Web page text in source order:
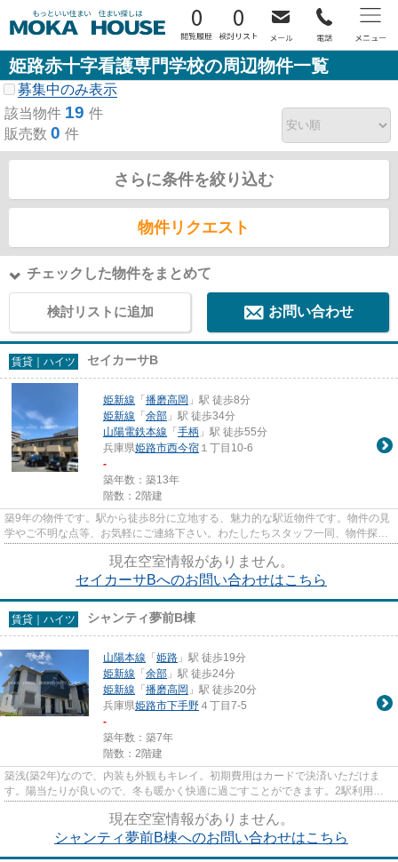
0 0
姫路赤十字看護専門学校の周辺物件一覧
募集中のみ表示
該当物件 19 件
販売数 0 件
さらに条件を絞り込む
物件リクエスト
チェックした物件をまとめて
検討リストに追加 お問い合わせ
賃貸｜ハイツ セイカーサB
姫新線 「播磨高岡 」駅 徒歩8分
姫新線 「余部 」駅 徒歩34分
山陽電鉄本線 「手柄 」駅 徒歩55分
兵庫県姫路市西今宿 １丁目10-6
-
築年数：築13年
階数：2階建
築9年の物件です。駅から徒歩8分に立地する、魅力的な駅近物件です。物件の見
学やご不明な点等、お気軽にご連絡下さい。わたしたちスタッフ一同、物件探し
のサポートを致します。
現在空室情報がありません。
セイカーサBへのお問い合わせはこちら
賃貸｜ハイツ シャンティ夢前B棟
山陽本線 「姫路 」駅 徒歩19分
姫新線 「余部 」駅 徒歩24分
姫新線 「播磨高岡 」駅 徒歩20分
兵庫県姫路市下手野 ４丁目7-5
-
築年数：築7年
階数：2階建
築浅(築2年)なので、内装も外観もキレイ。初期費用はカードで決済いただけま
す。陽当たりが良いので、冬も暖かく快適に過ごすことができます。2駅利用可
能な物件なので、交通経路を選...
現在空室情報がありません。
シャンティ夢前B棟へのお問い合わせはこちら